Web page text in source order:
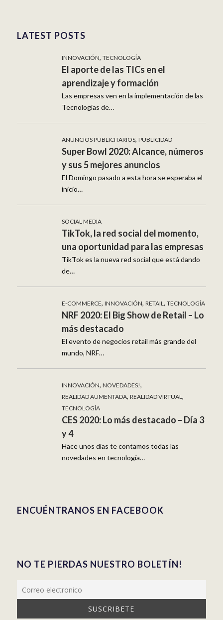
LATEST POSTS
INNOVACIÓN, TECNOLOGÍA
El aporte de las TICs en el
aprendizaje y formación
Las empresas ven en la implementación de las
Tecnologías de…
ANUNCIOS PUBLICITARIOS, PUBLICIDAD
Super Bowl 2020: Alcance, números
y sus 5 mejores anuncios
El Domingo pasado a esta hora se esperaba el
inicio…
SOCIAL MEDIA
TikTok, la red social del momento,
una oportunidad para las empresas
TikTok es la nueva red social que está dando
de…
E-COMMERCE, INNOVACIÓN, RETAIL, TECNOLOGÍA
NRF 2020: El Big Show de Retail – Lo
más destacado
El evento de negocios retail más grande del
mundo, NRF…
INNOVACIÓN, NOVEDADES!,
REALIDAD AUMENTADA, REALIDAD VIRTUAL,
TECNOLOGÍA
CES 2020: Lo más destacado – Día 3
y 4
Hace unos días te contamos todas las
novedades en tecnología…
ENCUÉNTRANOS EN FACEBOOK
NO TE PIERDAS NUESTRO BOLETÍN!